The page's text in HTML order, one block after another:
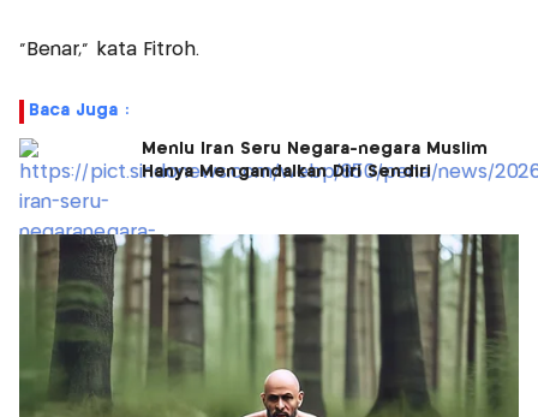
"Benar," kata Fitroh.
Baca Juga :
Menlu Iran Seru Negara-negara Muslim
Hanya Mengandalkan Diri Sendiri